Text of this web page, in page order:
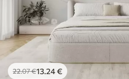
22.07€13 .24€